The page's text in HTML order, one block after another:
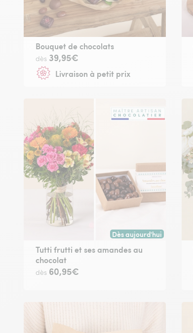
Bouquet de chocolats
dès 39,95€
Livraison à petit prix
Dès aujourd'hui
Livraison dès aujourd'hui
Tutti frutti et ses amandes au
chocolat
dès 60,95€